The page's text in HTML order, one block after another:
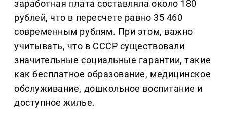
заработная плата составляла около 180
рублей, что в пересчете равно 35 460
современным рублям. При этом, важно
учитывать, что в СССР существовали
значительные социальные гарантии, такие
как бесплатное образование, медицинское
обслуживание, дошкольное воспитание и
доступное жилье.